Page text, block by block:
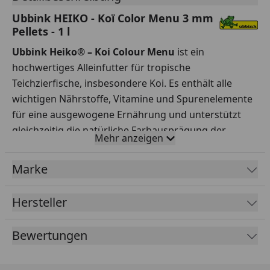
Ubbink HEIKO - Koï Color Menu 3 mm
Pellets - 1 l
Ubbink Heiko® – Koi Colour Menu ist ein
hochwertiges Alleinfutter für tropische
Teichzierfische, insbesondere Koi. Es enthält alle
wichtigen Nährstoffe, Vitamine und Spurenelemente
für eine ausgewogene Ernährung und unterstützt
gleichzeitig die natürliche Farbausprägung der
Fische. Die schwimmenden Pellets sind leicht
verdaulich und mit einem Durchmesser von 3 mm
ideal für Fische ab einer Größe von 10 cm geeignet.
Besondere Merkmale:
Enthält Astaxanthin, ein natürliches Karotinoid zur
Intensivierung roter, gelber und oranger Farbtöne
Mehr anzeigen
Marke
Hersteller
Bewertungen